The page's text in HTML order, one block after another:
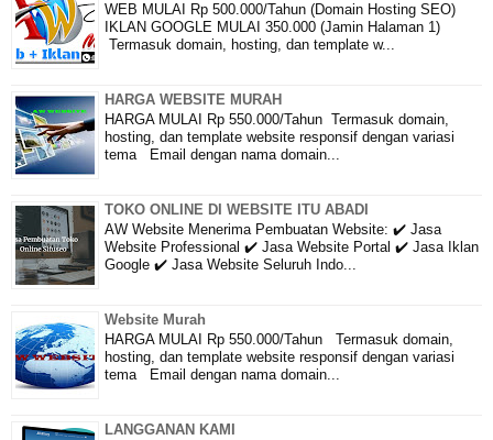
WEB MULAI Rp 500.000/Tahun (Domain Hosting SEO)
IKLAN GOOGLE MULAI 350.000 (Jamin Halaman 1)
Termasuk domain, hosting, dan template w...
HARGA WEBSITE MURAH
HARGA MULAI Rp 550.000/Tahun Termasuk domain,
hosting, dan template website responsif dengan variasi
tema Email dengan nama domain...
TOKO ONLINE DI WEBSITE ITU ABADI
AW Website Menerima Pembuatan Website: ✔️ Jasa
Website Professional ✔️ Jasa Website Portal ✔️ Jasa Iklan
Google ✔️ Jasa Website Seluruh Indo...
Website Murah
HARGA MULAI Rp 550.000/Tahun Termasuk domain,
hosting, dan template website responsif dengan variasi
tema Email dengan nama domain...
LANGGANAN KAMI